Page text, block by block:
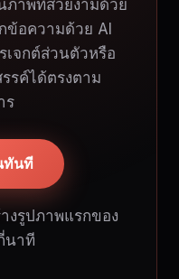
ภาพที่สวยงามด้วย
ข้อความด้วย AI
เจกต์ส่วนตัวหรือ
รค์ได้ตรงตาม
ร
ทันที
งรูปภาพแรกของ
นาที